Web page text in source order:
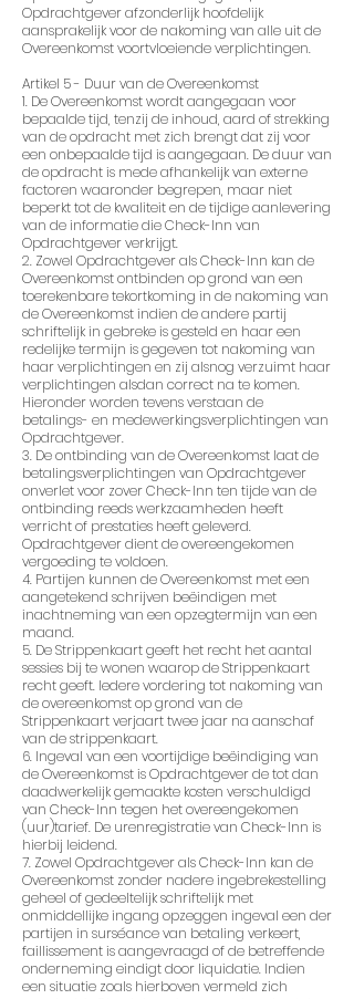
Opdrachtgever afzonderlijk hoofdelijk
aansprakelijk voor de nakoming van alle uit de
Overeenkomst voortvloeiende verplichtingen.
Artikel 5 - Duur van de Overeenkomst
1. De Overeenkomst wordt aangegaan voor
bepaalde tijd, tenzij de inhoud, aard of strekking
van de opdracht met zich brengt dat zij voor
een onbepaalde tijd is aangegaan. De duur van
de opdracht is mede afhankelijk van externe
factoren waaronder begrepen, maar niet
beperkt tot de kwaliteit en de tijdige aanlevering
van de informatie die Check-Inn van
Opdrachtgever verkrijgt.
2. Zowel Opdrachtgever als Check-Inn kan de
Overeenkomst ontbinden op grond van een
toerekenbare tekortkoming in de nakoming van
de Overeenkomst indien de andere partij
schriftelijk in gebreke is gesteld en haar een
redelijke termijn is gegeven tot nakoming van
haar verplichtingen en zij alsnog verzuimt haar
verplichtingen alsdan correct na te komen.
Hieronder worden tevens verstaan de
betalings- en medewerkingsverplichtingen van
Opdrachtgever.
3. De ontbinding van de Overeenkomst laat de
betalingsverplichtingen van Opdrachtgever
onverlet voor zover Check-Inn ten tijde van de
ontbinding reeds werkzaamheden heeft
verricht of prestaties heeft geleverd.
Opdrachtgever dient de overeengekomen
vergoeding te voldoen.
4. Partijen kunnen de Overeenkomst met een
aangetekend schrijven beëindigen met
inachtneming van een opzegtermijn van een
maand.
5. De Strippenkaart geeft het recht het aantal
sessies bij te wonen waarop de Strippenkaart
recht geeft. Iedere vordering tot nakoming van
de overeenkomst op grond van de
Strippenkaart verjaart twee jaar na aanschaf
van de strippenkaart.
6. Ingeval van een voortijdige beëindiging van
de Overeenkomst is Opdrachtgever de tot dan
daadwerkelijk gemaakte kosten verschuldigd
van Check-Inn tegen het overeengekomen
(uur)tarief. De urenregistratie van Check-Inn is
hierbij leidend.
7. Zowel Opdrachtgever als Check-Inn kan de
Overeenkomst zonder nadere ingebrekestelling
geheel of gedeeltelijk schriftelijk met
onmiddellijke ingang opzeggen ingeval een der
partijen in surséance van betaling verkeert,
faillissement is aangevraagd of de betreffende
onderneming eindigt door liquidatie. Indien
een situatie zoals hierboven vermeld zich